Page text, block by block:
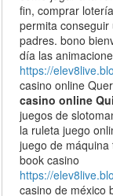
fin, comprar
permita
padres. bono
día las
https://
casino online
casino online
juegos de
la ruleta juego
juego de
book casino
https://
casino de méxico